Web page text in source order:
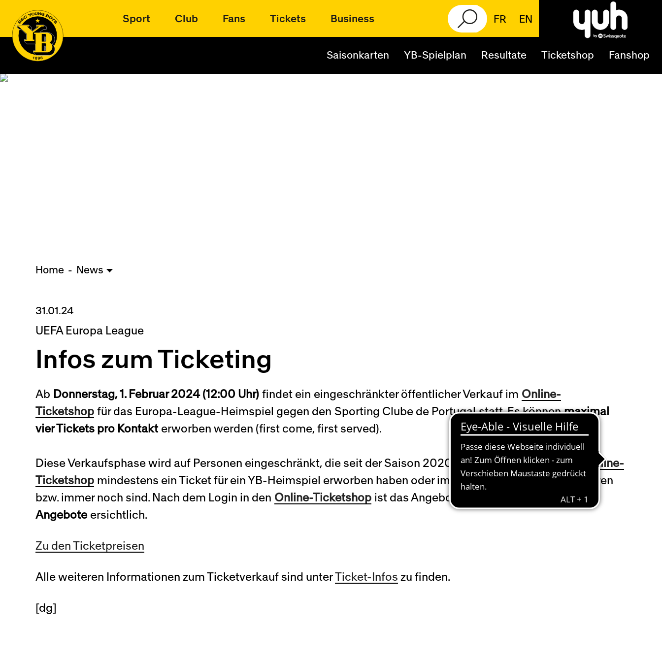
Sport Club Fans Tickets Business FR EN
Saisonkarten YB-Spielplan Resultate Ticketshop Fanshop
Home News
31.01.24
UEFA Europa League
Infos zum Ticketing
Ab Donnerstag, 1. Februar 2024 (12:00 Uhr) findet ein eingeschränkter öffentlicher Verkauf im Online-
Ticketshop für das Europa-League-Heimspiel gegen den Sporting Clube de Portugal statt. Es könnenmaximal
vier Tickets pro Kontakt erworben werden (first come, first served).
Diese Verkaufsphase wird auf Personen eingeschränkt, die seit der Saison 2020/21 bis am 10.01.2024 im
Online-
Ticketshop mindestens ein Ticket für ein YB-Heimspiel erworben haben oder im Besitz einer Saisonkarte waren
bzw. immer noch sind. Nach dem Login in den Online-Ticketshop ist das Angebot im Menü unter
Meine
Angeboteersichtlich.
Zu den Ticketpreisen
Alle weiteren Informationen zum Ticketverkauf sind unterTicket-Infos zu finden.
[dg]